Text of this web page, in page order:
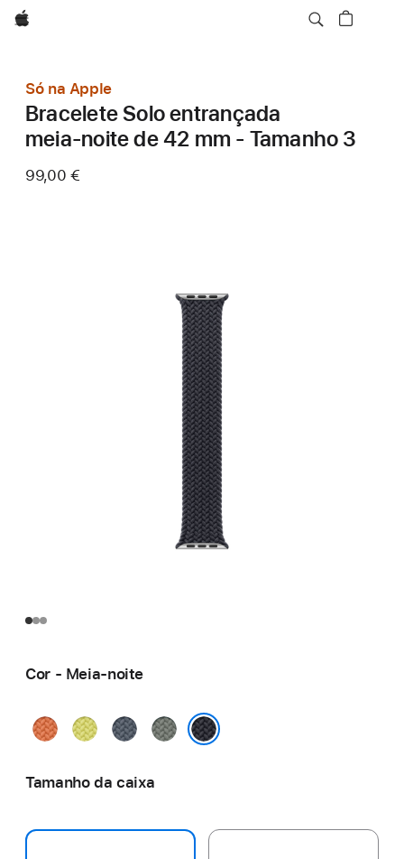
Apple
Só na Apple
Bracelete Solo entrançada
meia‑noite de 42 mm - Tamanho 3
99,00 €
Cor - Meia-noite
CurcumaAmarelo-
Azul-
Verde-
Tamanho da caixa